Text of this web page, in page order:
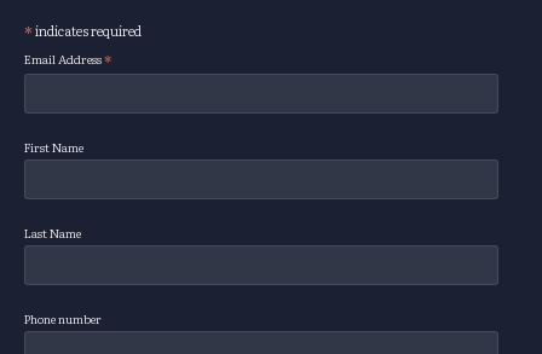
Subscribe
*indicates required
Email Address*
First Name
Last Name
Phone number